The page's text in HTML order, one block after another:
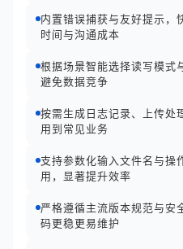
内置错误捕获与友好提示，
时间与沟通成本
根据场景智能选择读写模式
避免数据竞争
按需生成日志记录、上传处
用到常见业务
支持参数化输入文件名与操
用，显著提升效率
严格遵循主流版本规范与安
码更稳更易维护